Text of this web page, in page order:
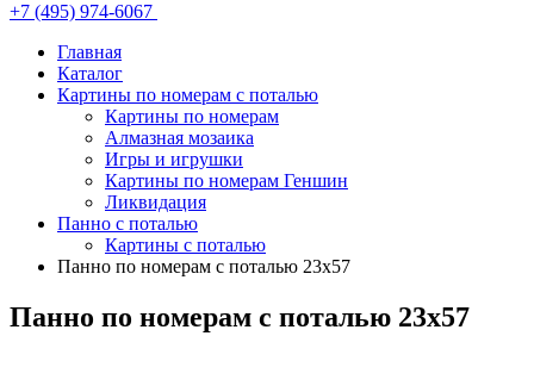
+7 (495) 974-6067
Главная
Каталог
Картины по номерам с поталью
Картины по номерам
Алмазная мозаика
Игры и игрушки
Картины по номерам Геншин
Ликвидация
Панно с поталью
Картины с поталью
Панно по номерам с поталью 23х57
Панно по номерам с поталью 23х57